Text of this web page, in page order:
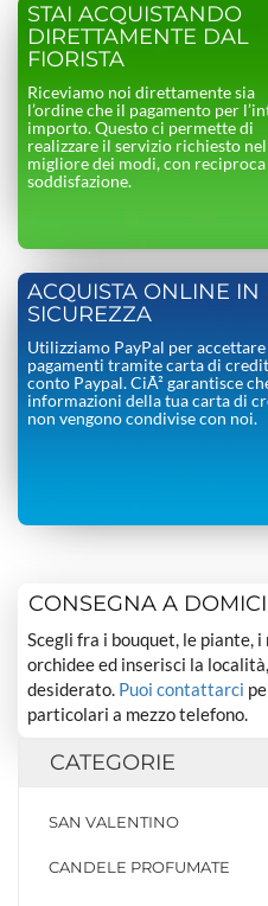
STAI ACQUISTANDO
DIRETTAMENTE DAL
FIORISTA
Riceviamo noi direttamente sia
l’ordine che il pagamento per
importo. Questo ci permette di
realizzare il servizio richiesto nel
migliore dei modi, con reciproca
soddisfazione.
ACQUISTA ONLINE IN
SICUREZZA
Utilizziamo PayPal per accettare
pagamenti tramite carta di
conto Paypal. CiÃ² garantisce
informazioni della tua carta di
non vengono condivise con noi.
CONSEGNA A
Scegli fra i bouquet, le piante,
orchidee ed inserisci la
desiderato. Puoi contattarci
particolari a mezzo telefono.
CATEGORIE
SAN VALENTINO
CANDELE PROFUMATE